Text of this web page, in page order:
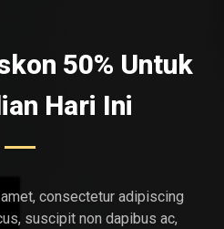
50% Untuk
Hari Ini
consectetur adipiscing
suscipit non dapibus ac,